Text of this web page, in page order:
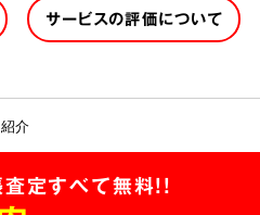
サービスの評価について
介
査定すべて無料!!